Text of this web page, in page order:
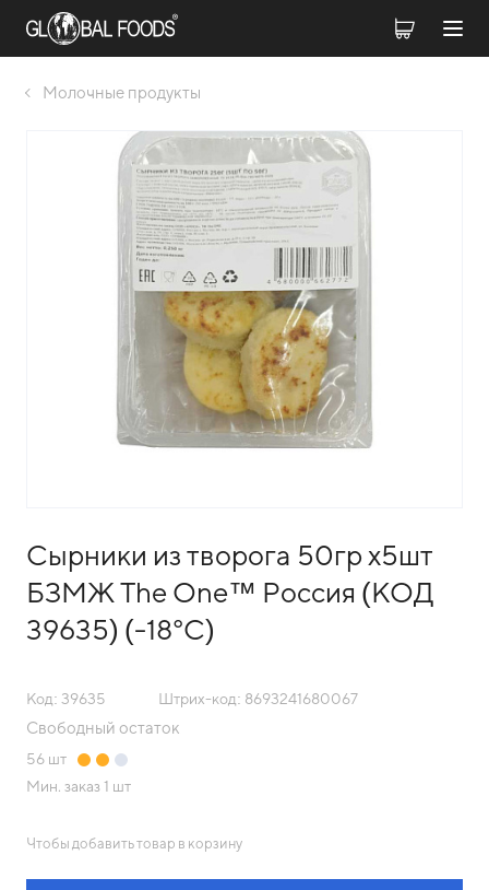
Молочные продукты
Сырники из творога 50гр х5шт
БЗМЖ The One™ Россия (КОД
39635) (-18°С)
Код: 39635 Штрих-код: 8693241680067
Свободный остаток
56 шт
Мин. заказ 1 шт
Чтобы добавить товар в корзину